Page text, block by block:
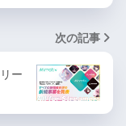
次の記事
ー